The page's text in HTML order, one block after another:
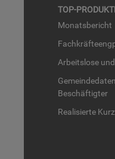
TOP-
Mo­nats­be­richt
Ar­beits­lo­se
Be­schäf­tig­ter
Rea­li­sier­te